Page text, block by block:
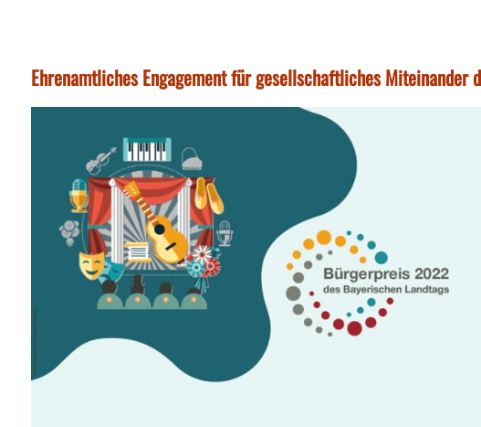
Ehrenamtliches Engagement für gesellschaftliches Miteinander